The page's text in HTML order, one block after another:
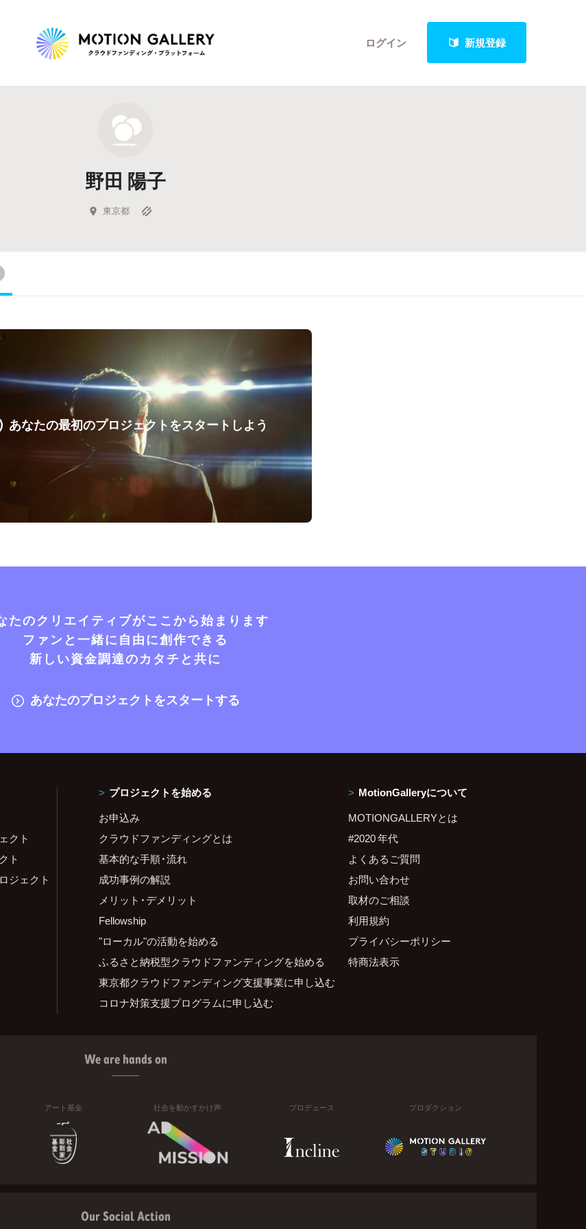
ログイン 新規登録
新着プロジェクト
Feature
キュレーターから探す
野田 陽子
東京都
あなたの最初のプロジェクトをスタートしよう
たのクリエイティブがここから始まります
ファンと一緒に自由に創作できる
新しい資金調達のカタチと共に
あなたのプロジェクトをスタートする
クト
ト
ジェクト
プロジェクトを始める
お申込み
クラウドファンディングとは
基本的な手順・流れ
成功事例の解説
メリット・デメリット
Fellowship
"ローカル"の活動を始める
ふるさと納税型クラウドファンディングを始める
東京都クラウドファンディング支援事業に申し込む
コロナ対策支援プログラムに申し込む
MotionGalleryについて
MOTIONGALLERYとは
#2020 年代
よくあるご質問
お問い合わせ
取材のご相談
利用規約
プライバシーポリシー
特商法表示
We are hands on
アート基金 社会を動かすかけ声 プロデュース プロダクション
Our Social Action